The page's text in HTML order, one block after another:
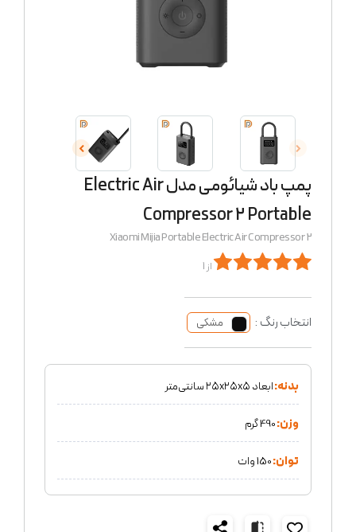
پمپ باد شیائومی مدل Electric Air
Compressor 2 Portable
Xiaomi Mijia Portable Electric Air Compressor 2
از 1
انتخاب رنگ : مشکی
بدنه:ابعاد ۲۵x۲۵x۵ سانتی‌متر
وزن:490 گرم
توان:150 وات